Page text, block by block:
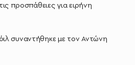
προσπάθειες για ειρήνη
συναντήθηκε με τον Αντώνη